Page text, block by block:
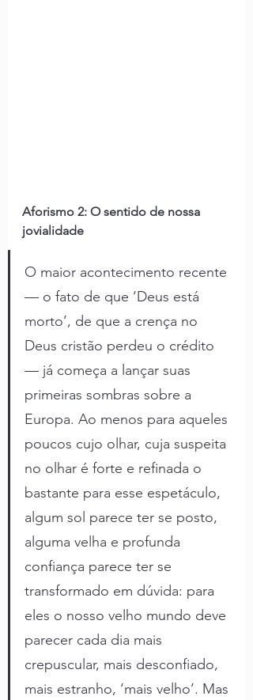
Aforismo 2: O sentido de nossa
jovialidade
O maior acontecimento recente
— o fato de que ‘Deus está
morto’, de que a crença no
Deus cristão perdeu o crédito
— já começa a lançar suas
primeiras sombras sobre a
Europa. Ao menos para aqueles
poucos cujo olhar, cuja suspeita
no olhar é forte e refinada o
bastante para esse espetáculo,
algum sol parece ter se posto,
alguma velha e profunda
confiança parece ter se
transformado em dúvida: para
eles o nosso velho mundo deve
parecer cada dia mais
crepuscular, mais desconfiado,
mais estranho, ‘mais velho’. Mas